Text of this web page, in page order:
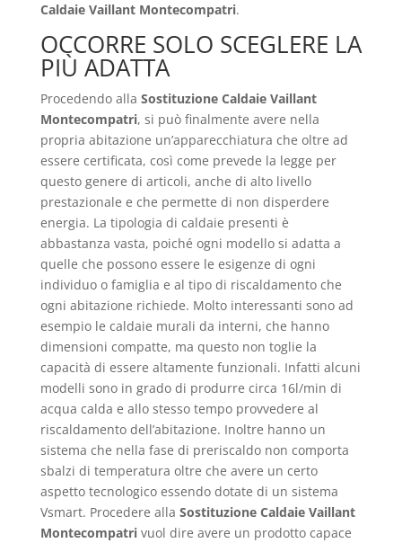
Caldaie Vaillant Montecompatri.
OCCORRE SOLO SCEGLERE LA
PIÙ ADATTA
Procedendo alla Sostituzione Caldaie Vaillant
Montecompatri, si può finalmente avere nella
propria abitazione un’apparecchiatura che oltre ad
essere certificata, così come prevede la legge per
questo genere di articoli, anche di alto livello
prestazionale e che permette di non disperdere
energia. La tipologia di caldaie presenti è
abbastanza vasta, poiché ogni modello si adatta a
quelle che possono essere le esigenze di ogni
individuo o famiglia e al tipo di riscaldamento che
ogni abitazione richiede. Molto interessanti sono ad
esempio le caldaie murali da interni, che hanno
dimensioni compatte, ma questo non toglie la
capacità di essere altamente funzionali. Infatti alcuni
modelli sono in grado di produrre circa 16l/min di
acqua calda e allo stesso tempo provvedere al
riscaldamento dell’abitazione. Inoltre hanno un
sistema che nella fase di preriscaldo non comporta
sbalzi di temperatura oltre che avere un certo
aspetto tecnologico essendo dotate di un sistema
Vsmart. Procedere alla Sostituzione Caldaie Vaillant
Montecompatrivuol dire avere un prodotto capace